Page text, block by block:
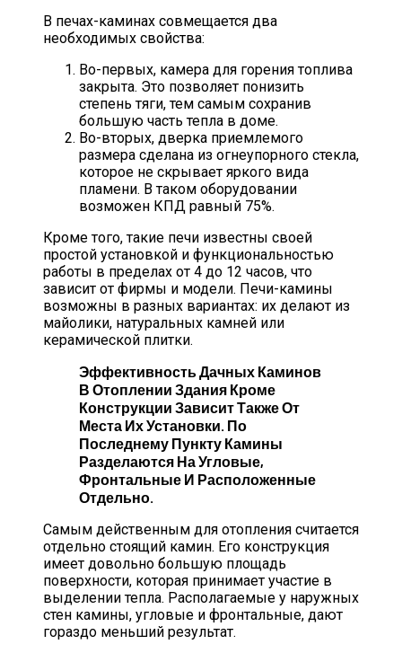
В печах-каминах совмещается два
необходимых свойства:
Во-первых, камера для горения топлива
закрыта. Это позволяет понизить
степень тяги, тем самым сохранив
большую часть тепла в доме.
Во-вторых, дверка приемлемого
размера сделана из огнеупорного стекла,
которое не скрывает яркого вида
пламени. В таком оборудовании
возможен КПД равный 75%.
Кроме того, такие печи известны своей
простой установкой и функциональностью
работы в пределах от 4 до 12 часов, что
зависит от фирмы и модели. Печи-камины
возможны в разных вариантах: их делают из
майолики, натуральных камней или
керамической плитки.
Эффективность Дачных Каминов
В Отоплении Здания Кроме
Конструкции Зависит Также От
Места Их Установки. По
Последнему Пункту Камины
Разделаются На Угловые,
Фронтальные И Расположенные
Отдельно.
Самым действенным для отопления считается
отдельно стоящий камин. Его конструкция
имеет довольно большую площадь
поверхности, которая принимает участие в
выделении тепла. Располагаемые у наружных
стен камины, угловые и фронтальные, дают
гораздо меньший результат.